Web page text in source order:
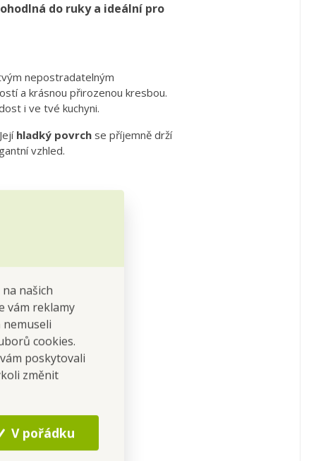
našich
vám reklamy
nemuseli
cookies.
poskytovali
změnit
V pořádku
do ruky a ideální pro
nepostradatelným
a krásnou přirozenou kresbou.
i ve tvé kuchyni.
hladký povrchse příjemně drží
vzhled.